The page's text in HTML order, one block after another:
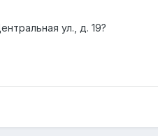
ул., д. 19?